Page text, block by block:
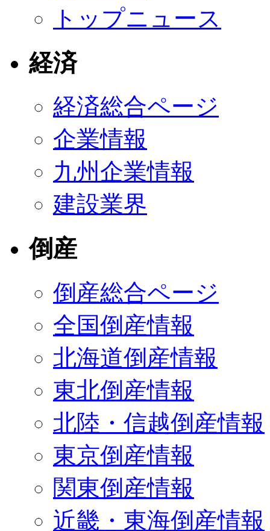
トップニュース
経済
経済総合ページ
企業情報
九州企業情報
建設業界
倒産
倒産総合ページ
全国倒産情報
北海道倒産情報
東北倒産情報
北陸・信越倒産情報
東京倒産情報
関東倒産情報
近畿・東海倒産情報